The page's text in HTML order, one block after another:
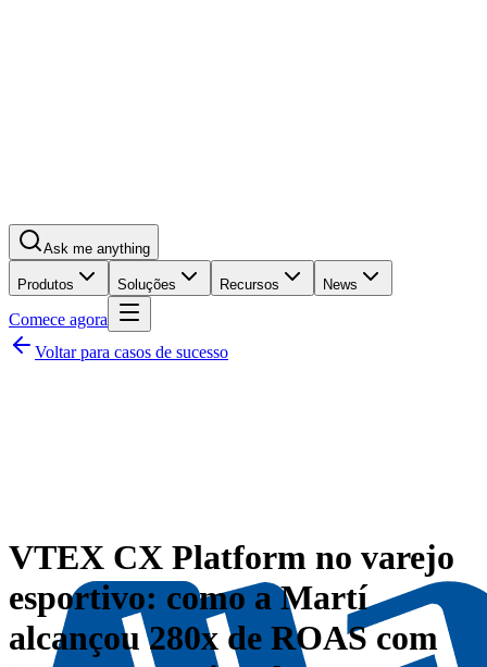
Ask me anything
Produtos Soluções Recursos News
Comece agora
Voltar para casos de sucesso
VTEX CX Platform no varejo
esportivo: como a Martí
alcançou 280x de ROAS com